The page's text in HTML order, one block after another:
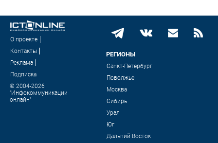
О проекте
Контакты
Реклама
Подписка
© 2004-2026
"Инфокоммуникации
онлайн"
РЕГИОНЫ
Санкт-Петербург
Поволжье
Москва
Сибирь
Урал
Юг
Дальний Восток